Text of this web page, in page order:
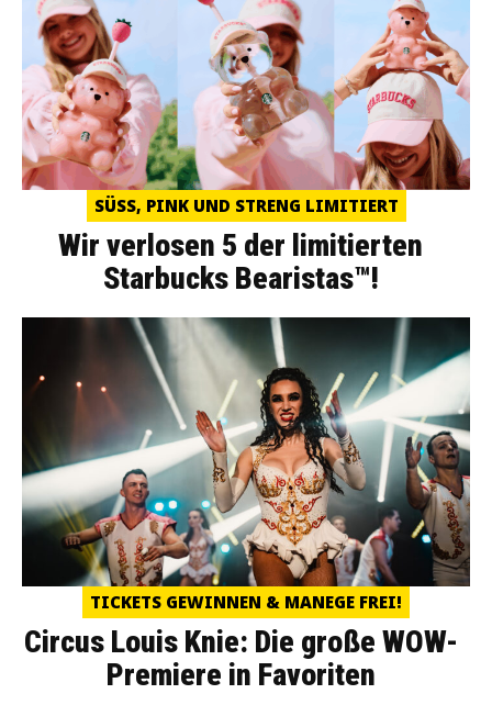
SÜSS, PINK UND STRENG LIMITIERT
Wir verlosen 5 der limitierten
Starbucks Bearistas™!
TICKETS GEWINNEN & MANEGE FREI!
Circus Louis Knie: Die große WOW-
Premiere in Favoriten